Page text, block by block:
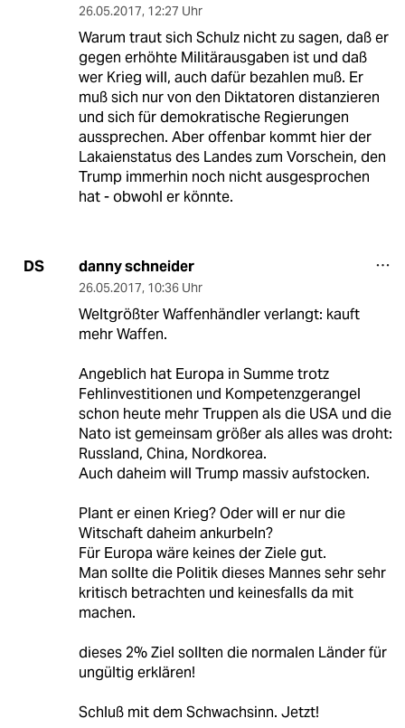
26.05.2017, 12:27 Uhr
Warum traut sich Schulz nicht zu sagen, daß er
gegen erhöhte Militärausgaben ist und daß
wer Krieg will, auch dafür bezahlen muß. Er
muß sich nur von den Diktatoren distanzieren
und sich für demokratische Regierungen
aussprechen. Aber offenbar kommt hier der
Lakaienstatus des Landes zum Vorschein, den
Trump immerhin noch nicht ausgesprochen
hat - obwohl er könnte.
DS danny schneider
26.05.2017, 10:36 Uhr
Weltgrößter Waffenhändler verlangt: kauft
mehr Waffen.
Angeblich hat Europa in Summe trotz
Fehlinvestitionen und Kompetenzgerangel
schon heute mehr Truppen als die USA und die
Nato ist gemeinsam größer als alles was droht:
Russland, China, Nordkorea.
Auch daheim will Trump massiv aufstocken.
Plant er einen Krieg? Oder will er nur die
Witschaft daheim ankurbeln?
Für Europa wäre keines der Ziele gut.
Man sollte die Politik dieses Mannes sehr sehr
kritisch betrachten und keinesfalls da mit
machen.
dieses 2% Ziel sollten die normalen Länder für
ungültig erklären!
Schluß mit dem Schwachsinn. Jetzt!